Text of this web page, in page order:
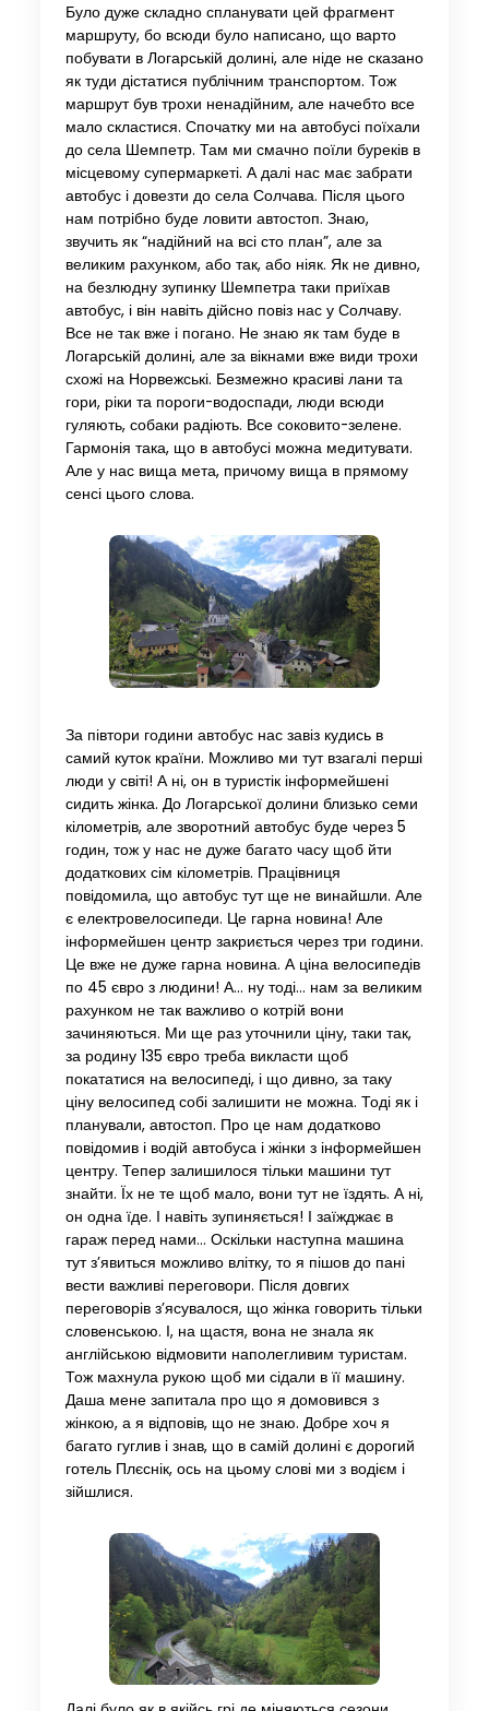
Було дуже складно спланувати цей фрагмент
маршруту, бо всюди було написано, що варто
побувати в Логарській долині, але ніде не сказано
як туди дістатися публічним транспортом. Тож
маршрут був трохи ненадійним, але начебто все
мало скластися. Спочатку ми на автобусі поїхали
до села Шемпетр. Там ми смачно поїли буреків в
місцевому супермаркеті. А далі нас має забрати
автобус і довезти до села Солчава. Після цього
нам потрібно буде ловити автостоп. Знаю,
звучить як “надійний на всі сто план”, але за
великим рахунком, або так, або ніяк. Як не дивно,
на безлюдну зупинку Шемпетра таки приїхав
автобус, і він навіть дійсно повіз нас у Солчаву.
Все не так вже і погано. Не знаю як там буде в
Логарській долині, але за вікнами вже види трохи
схожі на Норвежські. Безмежно красиві лани та
гори, ріки та пороги-водоспади, люди всюди
гуляють, собаки радіють. Все соковито-зелене.
Гармонія така, що в автобусі можна медитувати.
Але у нас вища мета, причому вища в прямому
сенсі цього слова.
За півтори години автобус нас завіз кудись в
самий куток країни. Можливо ми тут взагалі перші
люди у світі! А ні, он в туристік інформейшені
сидить жінка. До Логарської долини близько семи
кілометрів, але зворотний автобус буде через 5
годин, тож у нас не дуже багато часу щоб йти
додаткових сім кілометрів. Працівниця
повідомила, що автобус тут ще не винайшли. Але
є електровелосипеди. Це гарна новина! Але
інформейшен центр закриється через три години.
Це вже не дуже гарна новина. А ціна велосипедів
по 45 євро з людини! А… ну тоді… нам за великим
рахунком не так важливо о котрій вони
зачиняються. Ми ще раз уточнили ціну, таки так,
за родину 135 євро треба викласти щоб
покататися на велосипеді, і що дивно, за таку
ціну велосипед собі залишити не можна. Тоді як і
планували, автостоп. Про це нам додатково
повідомив і водій автобуса і жінки з інформейшен
центру. Тепер залишилося тільки машини тут
знайти. Їх не те щоб мало, вони тут не їздять. А ні,
он одна їде. І навіть зупиняється! І заїжджає в
гараж перед нами… Оскільки наступна машина
тут з’явиться можливо влітку, то я пішов до пані
вести важливі переговори. Після довгих
переговорів з’ясувалося, що жінка говорить тільки
словенською. І, на щастя, вона не знала як
англійською відмовити наполегливим туристам.
Тож махнула рукою щоб ми сідали в її машину.
Даша мене запитала про що я домовився з
жінкою, а я відповів, що не знаю. Добре хоч я
багато гуглив і знав, що в самій долині є дорогий
готель Плєснік, ось на цьому слові ми з водієм і
зійшлися.